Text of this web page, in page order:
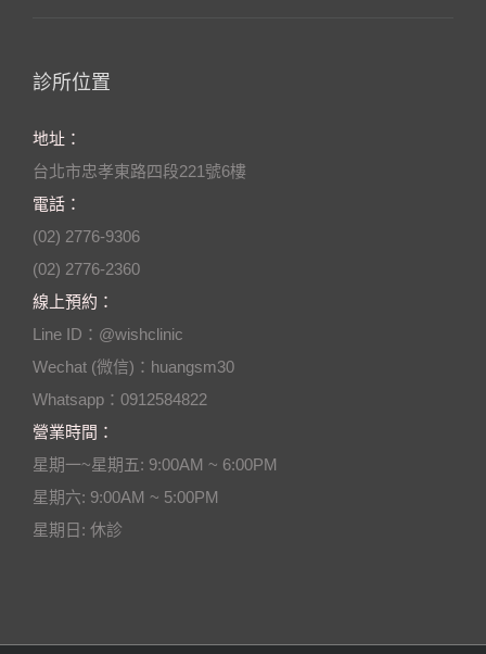
診所位置
地址：
台北市忠孝東路四段221號6樓
電話：
(02) 2776-9306
(02) 2776-2360
線上預約：
Line ID：@wishclinic
Wechat (微信)：huangsm30
Whatsapp：0912584822
營業時間：
星期一~星期五: 9:00AM ~ 6:00PM
星期六: 9:00AM ~ 5:00PM
星期日: 休診